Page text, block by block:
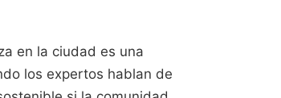
en la ciudad es una
los expertos hablan de